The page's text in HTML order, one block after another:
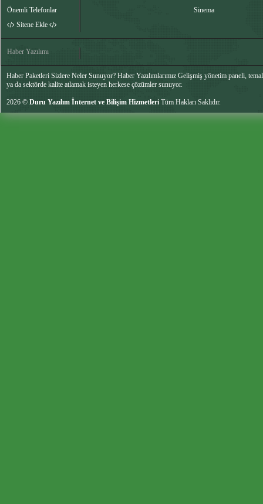
Önemli Telefonlar
Sitene Ekle
Sinema
Haber Yazılımı
Haber Paketleri Sizlere Neler Sunuyor? Haber Yazılımlarımız Gelişmiş yönetim paneli,
ya da sektörde kalite atlamak isteyen herkese çözümler sunuyor.
2026 © Duru Yazılım İnternet ve Bilişim Hizmetleri Tüm Hakları Saklıdır.